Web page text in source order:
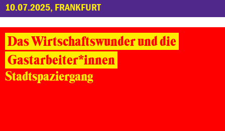
10.07.2025, FRANKFURT
Das Wirtschaftswunder und die
Gastarbeiter*innen
Stadtspaziergang